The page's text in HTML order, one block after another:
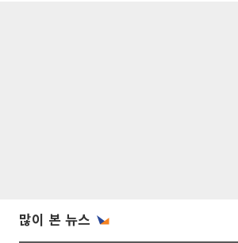
많이 본 뉴스